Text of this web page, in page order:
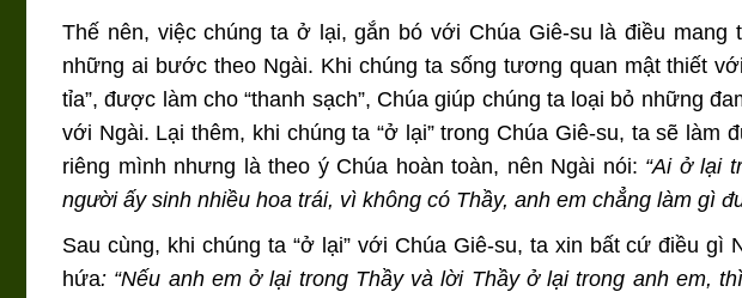
Thế nên, việc chúng ta ở lại, gắn bó với Chúa Giê-su là điều
những ai bước theo Ngài. Khi chúng ta sống tương quan mật thiết
tỉa”, được làm cho “thanh sạch”, Chúa giúp chúng ta loại bỏ những
với Ngài. Lại thêm, khi chúng ta “ở lại” trong Chúa Giê-su, ta sẽ làm
riêng mình nhưng là theo ý Chúa hoàn toàn, nên Ngài nói: “Ai ở lại
người ấy sinh nhiều hoa trái, vì không có Thầy, anh em chẳng làm gì
Sau cùng, khi chúng ta “ở lại” với Chúa Giê-su, ta xin bất cứ điều
hứa: “Nếu anh em ở lại trong Thầy và lời Thầy ở lại trong anh em,